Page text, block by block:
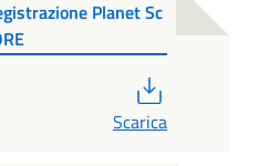
Planet Sc
Scarica